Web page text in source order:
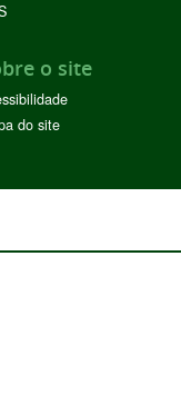
o site
do site